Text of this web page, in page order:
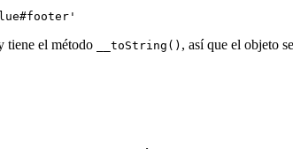
tiene el método __toString() , así que el objeto